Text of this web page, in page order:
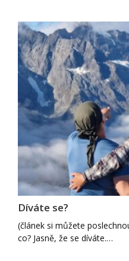
Díváte se?
(článek si můžete
co? Jasně, že se díváte.…